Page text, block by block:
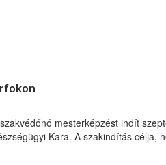
mesterképzést indít
Kara. A szakindítás célja,